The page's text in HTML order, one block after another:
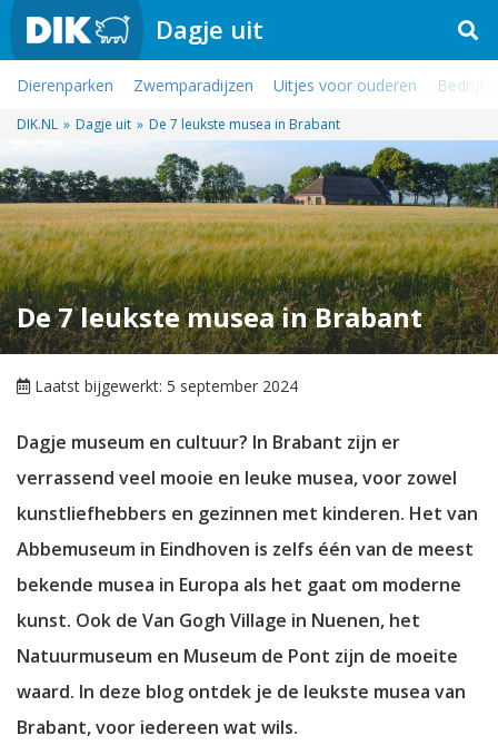
Dagje uit
Dierenparken Zwemparadijzen Uitjes voor ouderen
DIK.NL » Dagje uit » De 7 leukste musea in Brabant
De 7 leukste musea in Brabant
Laatst bijgewerkt: 5 september 2024
Dagje museum en cultuur? In Brabant zijn er
verrassend veel mooie en leuke musea, voor zowel
kunstliefhebbers en gezinnen met kinderen. Het van
Abbemuseum in Eindhoven is zelfs één van de meest
bekende musea in Europa als het gaat om moderne
kunst. Ook de Van Gogh Village in Nuenen, het
Natuurmuseum en Museum de Pont zijn de moeite
waard. In deze blog ontdek je de leukste musea van
Brabant, voor iedereen wat wils.